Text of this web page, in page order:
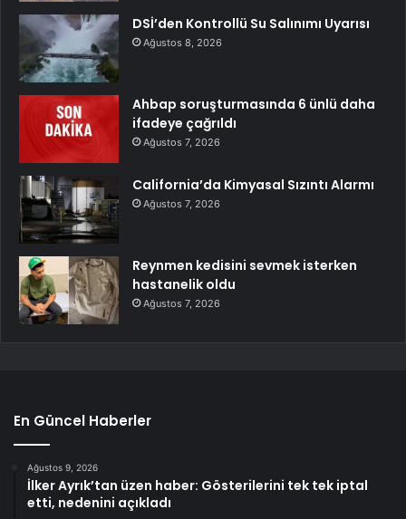
DSİ’den Kontrollü Su Salınımı Uyarısı
Ağustos 8, 2026
Ahbap soruşturmasında 6 ünlü daha
ifadeye çağrıldı
Ağustos 7, 2026
California’da Kimyasal Sızıntı Alarmı
Ağustos 7, 2026
Reynmen kedisini sevmek isterken
hastanelik oldu
Ağustos 7, 2026
En Güncel Haberler
Ağustos 9, 2026
İlker Ayrık’tan üzen haber: Gösterilerini tek tek iptal
etti, nedenini açıkladı